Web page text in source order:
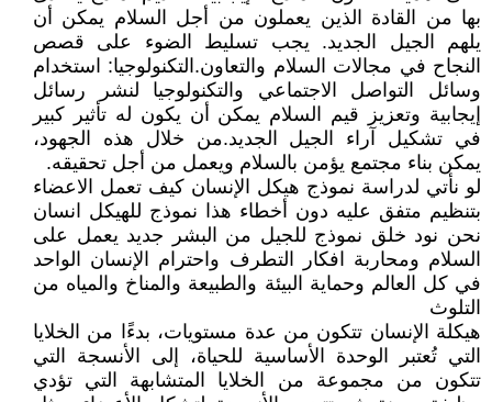
بها من القادة الذين يعملون من أجل السلام يمكن أن
يلهم الجيل الجديد. يجب تسليط الضوء على قصص
النجاح في مجالات السلام والتعاون.التكنولوجيا: استخدام
وسائل التواصل الاجتماعي والتكنولوجيا لنشر رسائل
إيجابية وتعزيز قيم السلام يمكن أن يكون له تأثير كبير
في تشكيل آراء الجيل الجديد.من خلال هذه الجهود،
يمكن بناء مجتمع يؤمن بالسلام ويعمل من أجل تحقيقه.
لو نأتي لدراسة نموذج هيكل الإنسان كيف تعمل الاعضاء
بتنظيم متفق عليه دون أخطاء هذا نموذج للهيكل انسان
نحن نود خلق نموذج للجيل من البشر جديد يعمل على
السلام ومحاربة افكار التطرف واحترام الإنسان الواحد
في كل العالم وحماية البيئة والطبيعة والمناخ والمياه من
التلوث
هيكلة الإنسان تتكون من عدة مستويات، بدءًا من الخلايا
التي تُعتبر الوحدة الأساسية للحياة، إلى الأنسجة التي
تتكون من مجموعة من الخلايا المتشابهة التي تؤدي